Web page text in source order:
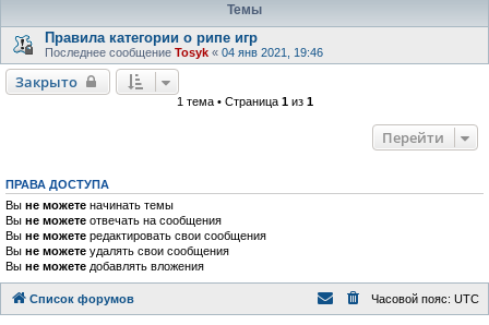
Темы
Правила категории о рипе игр
Последнее сообщение Tosyk « 04 янв 2021, 19:46
Закрыто
1 тема • Страница 1из 1
Перейти
ПРАВА ДОСТУПА
Вы не можете начинать темы
Вы не можете отвечать на сообщения
Вы не можете редактировать свои сообщения
Вы не можете удалять свои сообщения
Вы не можете добавлять вложения
Список форумов Часовой пояс: UTC